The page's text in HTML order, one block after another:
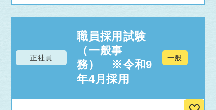
正社員
職員採用試験
（一般事
務） ※令和9
年4月採用
一般